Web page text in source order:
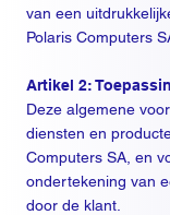
van een
Polaris Computers
Artikel 2:
Deze algemene
diensten en
Computers SA, en
ondertekening van
door de klant.